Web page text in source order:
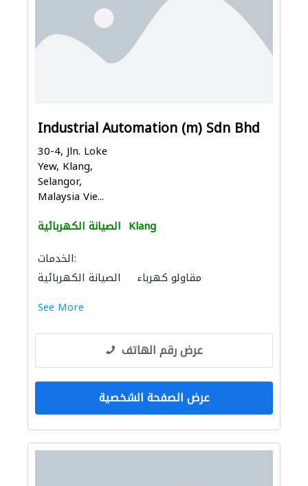
Industrial Automation (m) Sdn Bhd
30-4, Jln. Loke
Yew, Klang,
Selangor,
Malaysia Vie...
الصيانة الكهربائية Klang
الخدمات:
الصيانة الكهربائية
مقاولو كهرباء
See More
عرض رقم الهاتف
عرض الصفحة الشخصية